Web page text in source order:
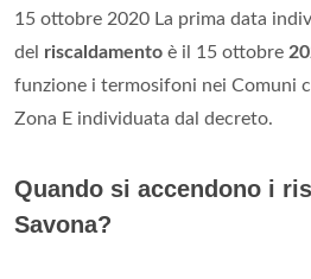
15 ottobre 2020 La prima data
del riscaldamento è il 15 ottobre
funzione i termosifoni nei Comuni
Zona E individuata dal decreto.
Quando si accendono i
Savona?